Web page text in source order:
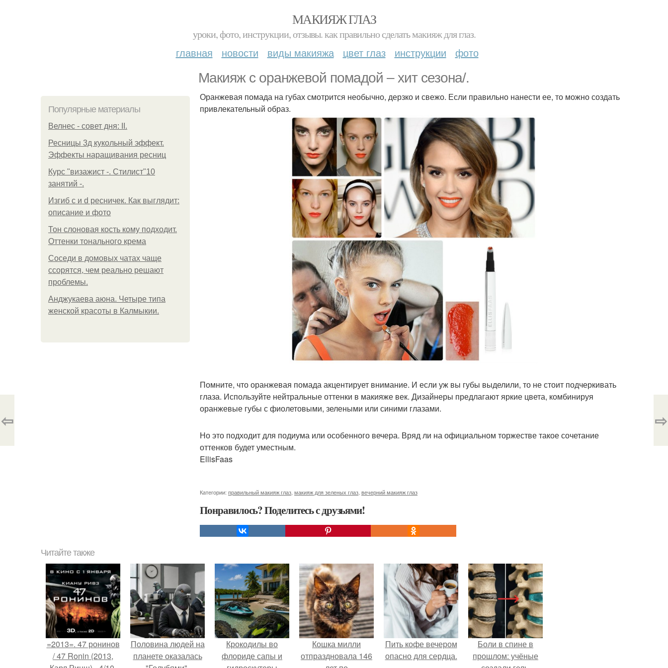
МАКИЯЖ ГЛАЗ
уроки, фото, инструкции, отзывы. как правильно сделать макияж для глаз.
главная новости виды макияжа цвет глаз инструкции фото
Макияж с оранжевой помадой – хит сезона/.
Популярные материалы
Велнес - совет дня: II.
Ресницы 3д кукольный эффект.
Эффекты наращивания ресниц
Курс "визажист -. Стилист"10
занятий -.
Изгиб c и d ресничек. Как выглядит:
описание и фото
Тон слоновая кость кому подходит.
Оттенки тонального крема
Соседи в домовых чатах чаще
ссорятся, чем реально решают
проблемы.
Анджукаева аюна. Четыре типа
женской красоты в Калмыкии.
Оранжевая помада на губах смотрится необычно, дерзко и свежо. Если правильно нанести ее, то можно создать
привлекательный образ.
Помните, что оранжевая помада акцентирует внимание. И если уж вы губы выделили, то не стоит подчеркивать
глаза. Используйте нейтральные оттенки в макияже век. Дизайнеры предлагают яркие цвета, комбинируя
оранжевые губы с фиолетовыми, зелеными или синими глазами.
Но это подходит для подиума или особенного вечера. Вряд ли на официальном торжестве такое сочетание
оттенков будет уместным.
EllisFaas
Категории: правильный макияж глаз макияж для зеленых глаз вечерний макияж глаз
Понравилось? Поделитесь с друзьями!
⇦ ⇨
Читайте также
=2013=. 47 ронинов
/ 47 Ronin (2013,
Половина людей на
планете оказалась
Крокодилы во
флориде сапы и
Кошка милли
отпраздновала 146
Пить кофе вечером
опасно для сердца.
Боли в спине в
прошлом: учёные